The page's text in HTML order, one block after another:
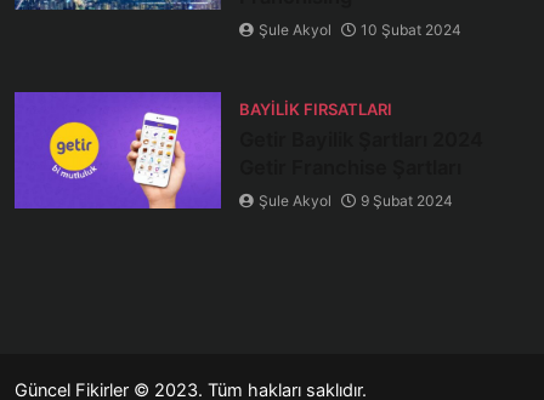
Şule Akyol 10 Şubat 2024
BAYILIK FIRSATLARI
Şule Akyol 9 Şubat 2024
Güncel Fikirler © 2023. Tüm hakları saklıdır.